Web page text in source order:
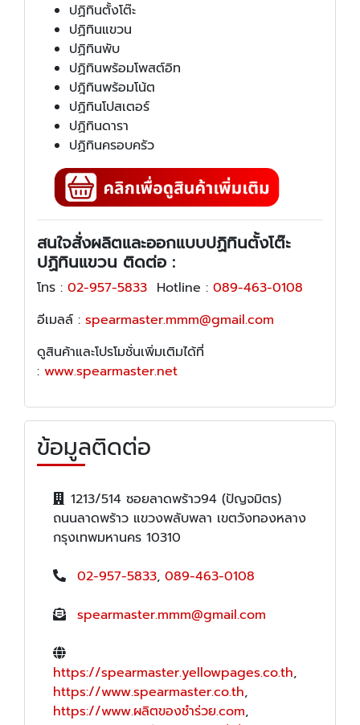
ปฏิทินตั้งโต๊ะ
ปฏิทินแขวน
ปฏิทินพับ
ปฏิทินพร้อมโพสต์อิท
ปฎิทินพร้อมโน้ต
ปฏิทินโปสเตอร์
ปฏิทินดารา
ปฏิทินครอบครัว
สนใจสั่งผลิตและออกแบบปฏิทินตั้งโต๊ะ
ปฏิทินแขวน ติดต่อ :
โทร : 02-957-5833 Hotline : 089-463-0108
อีเมลล์ : spearmaster.mmm@gmail.com
ดูสินค้าและโปรโมชั่นเพิ่มเติมได้ที่
: www.spearmaster.net
ข้อมูลติดต่อ
1213/514 ซอยลาดพร้าว94 (ปัญจมิตร)
ถนนลาดพร้าว แขวงพลับพลา เขตวังทองหลาง
กรุงเทพมหานคร 10310
02-957-5833, 089-463-0108
spearmaster.mmm@gmail.com
https://spearmaster.yellowpages.co.th,
https://www.spearmaster.co.th,
https://www.ผลิตของชำร่วย.com,